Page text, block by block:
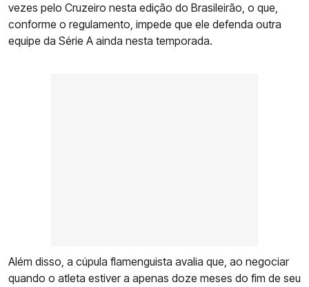
vezes pelo Cruzeiro nesta edição do Brasileirão, o que,
conforme o regulamento, impede que ele defenda outra
equipe da Série A ainda nesta temporada.
Além disso, a cúpula flamenguista avalia que, ao negociar
quando o atleta estiver a apenas doze meses do fim de seu